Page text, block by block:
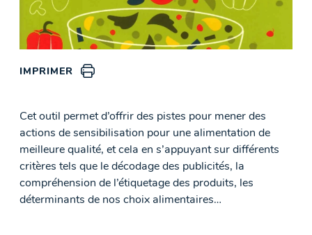
IMPRIMER
Cet outil permet d’offrir des pistes pour mener des
actions de sensibilisation pour une alimentation de
meilleure qualité, et cela en s’appuyant sur différents
critères tels que le décodage des publicités, la
compréhension de l’étiquetage des produits, les
déterminants de nos choix alimentaires…